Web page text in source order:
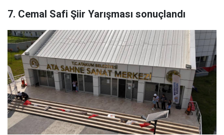
7. Cemal Safi Şiir Yarışması sonuçlandı